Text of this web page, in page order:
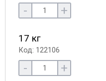
- +
17 кг
Код: 122106
- +